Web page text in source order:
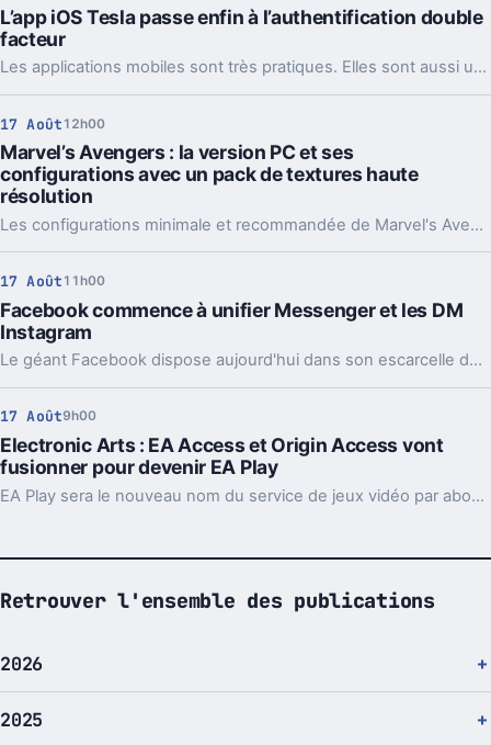
L’app iOS Tesla passe enfin à l’authentification double
facteur
Les applications mobiles sont très pratiques. Elles sont aussi une cible de choix pour les hackers. L'application Tesla sur iOS va ainsi renforcer sérieusement sa sécurité.
17 Août 12h00
Marvel’s Avengers : la version PC et ses
configurations avec un pack de textures haute
résolution
Les configurations minimale et recommandée de Marvel's Avengers sur PC se dévoilent.
17 Août 11h00
Facebook commence à unifier Messenger et les DM
Instagram
Le géant Facebook dispose aujourd'hui dans son escarcelle de plusieurs plates-formes de messagerie instantanée et il aurait tout intérêt à mutualiser un certain nombre d'éléments. Ce qu'il commence à faire aujourd'hui.
17 Août9h00
Electronic Arts : EA Access et Origin Access vont
fusionner pour devenir EA Play
EA Play sera le nouveau nom du service de jeux vidéo par abonnement de l'éditeur américain Electronic Arts.
Retrouver l'ensemble des publications
2026
2025